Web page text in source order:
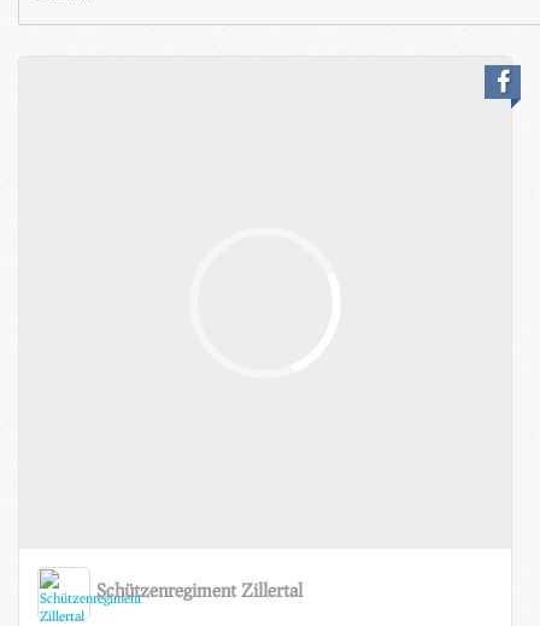
Schützenregiment Zillertal